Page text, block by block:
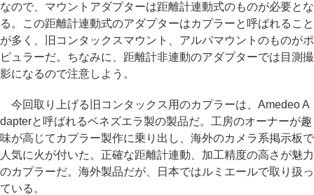
なので、マウントアダプターは距離計連動式のものが必要とな
る。この距離計連動式のアダプターはカプラーと呼ばれること
が多く、旧コンタックスマウント、アルパマウントのものがポ
ピュラーだ。ちなみに、距離計非連動のアダプターでは目測撮
影になるので注意しよう。
今回取り上げる旧コンタックス用のカプラーは、Amedeo A
dapterと呼ばれるベネズエラ製の製品だ。工房のオーナーが趣
味が高じてカプラー製作に乗り出し、海外のカメラ系掲示板で
人気に火が付いた。正確な距離計連動、加工精度の高さが魅力
のカプラーだ。海外製品だが、日本ではルミエールで取り扱っ
ている。